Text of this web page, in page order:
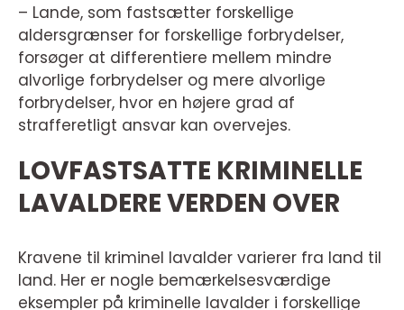
– Lande, som fastsætter forskellige
aldersgrænser for forskellige forbrydelser,
forsøger at differentiere mellem mindre
alvorlige forbrydelser og mere alvorlige
forbrydelser, hvor en højere grad af
strafferetligt ansvar kan overvejes.
LOVFASTSATTE KRIMINELLE
LAVALDERE VERDEN OVER
Kravene til kriminel lavalder varierer fra land til
land. Her er nogle bemærkelsesværdige
eksempler på kriminelle lavalder i forskellige